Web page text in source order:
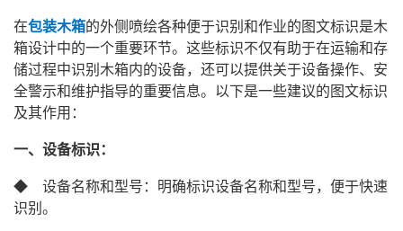
在包装木箱的外侧喷绘各种便于识别和作业的图文标识是木
箱设计中的一个重要环节。这些标识不仅有助于在运输和存
储过程中识别木箱内的设备，还可以提供关于设备操作、安
全警示和维护指导的重要信息。以下是一些建议的图文标识
及其作用：
一、设备标识：
◆ 设备名称和型号：明确标识设备名称和型号，便于快速
识别。